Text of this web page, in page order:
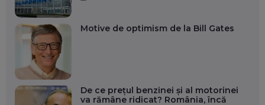
Motive de optimism de la Bill Gates
De ce prețul benzinei și al motorinei
va rămâne ridicat? România, încă